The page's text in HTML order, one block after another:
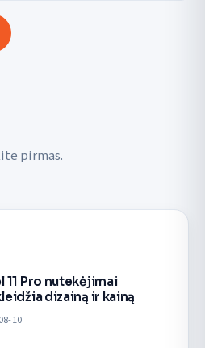
pirmas.
11 Pro nutekėjimai
dizainą ir kainą
10